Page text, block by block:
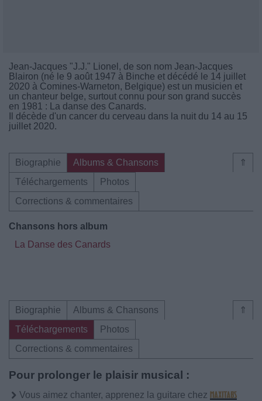
Jean-Jacques "J.J." Lionel, de son nom Jean-Jacques
Blairon (né le 9 août 1947 à Binche et décédé le 14 juillet
2020 à Comines-Warneton, Belgique) est un musicien et
un chanteur belge, surtout connu pour son grand succès
en 1981 : La danse des Canards.
Il décède d'un cancer du cerveau dans la nuit du 14 au 15
juillet 2020.
⇑
Biographie
Albums & Chansons
Téléchargements
Photos
Corrections & commentaires
Chansons hors album
La Danse des Canards
⇑
Biographie
Albums & Chansons
Téléchargements
Photos
Corrections & commentaires
Pour prolonger le plaisir musical :
Vous aimez chanter, apprenez la guitare chez